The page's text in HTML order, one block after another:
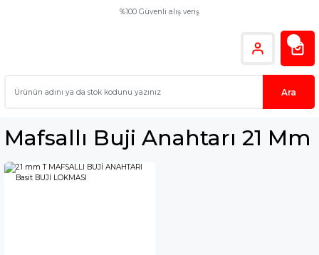
%100 Güvenli alış veriş
Ara
Mafsallı Buji Anahtarı 21 Mm